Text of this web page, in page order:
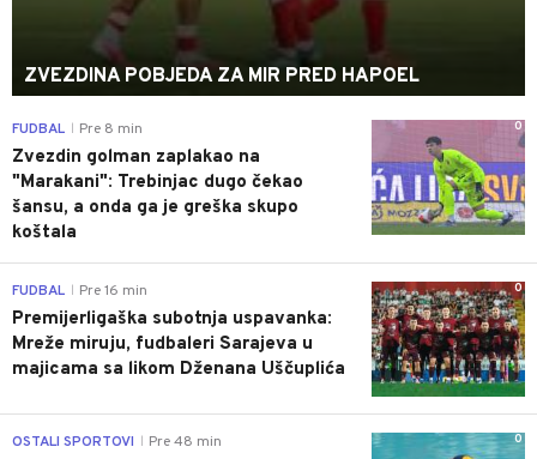
ZVEZDINA POBJEDA ZA MIR PRED HAPOEL
0
FUDBAL Pre 8 min
Zvezdin golman zaplakao na
"Marakani": Trebinjac dugo čekao
šansu, a onda ga je greška skupo
koštala
0
FUDBAL Pre 16 min
Premijerligaška subotnja uspavanka:
Mreže miruju, fudbaleri Sarajeva u
majicama sa likom Dženana Uščuplića
0
OSTALI SPORTOVI Pre 48 min